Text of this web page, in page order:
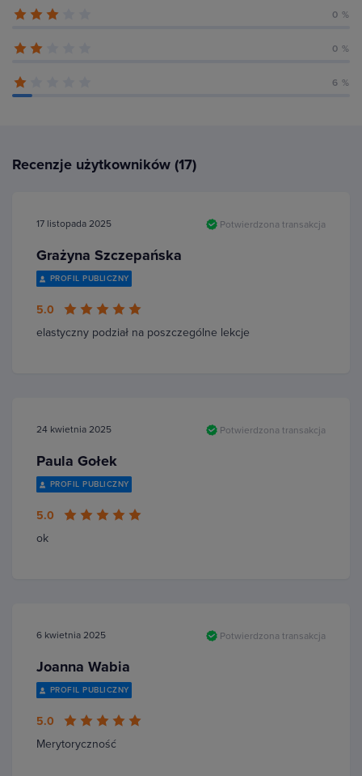
0 %
0 %
6 %
Recenzje użytkowników (17)
17 listopada 2025 Potwierdzona transakcja
Grażyna Szczepańska
PROFIL PUBLICZNY
5.0
elastyczny podział na poszczególne lekcje
24 kwietnia 2025 Potwierdzona transakcja
Paula Gołek
PROFIL PUBLICZNY
5.0
ok
6 kwietnia 2025 Potwierdzona transakcja
Joanna Wabia
PROFIL PUBLICZNY
5.0
Merytoryczność